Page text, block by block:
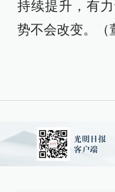
持续提升，有
势不会改变。（